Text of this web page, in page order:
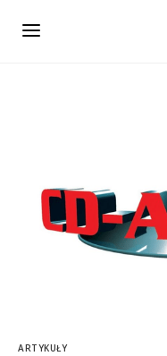
ARTYKUŁY